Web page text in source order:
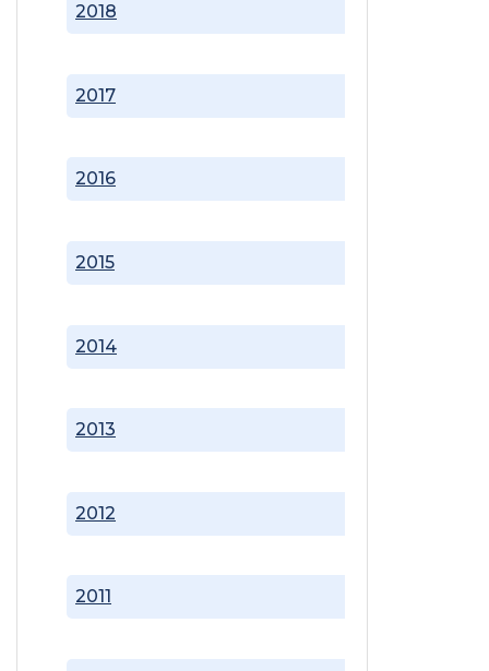
2011
2012
2013
2014
2015
2016
2017
2018